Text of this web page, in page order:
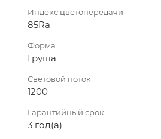
Индекс цветопередачи
85Ra
Форма
Груша
Световой поток
1200
Гарантийный срок
3 год(а)